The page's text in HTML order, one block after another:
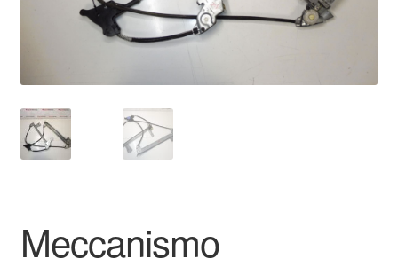
Registratore di cassa
Rimostranza
Spedizione in tutto il mondo
Meccanismo